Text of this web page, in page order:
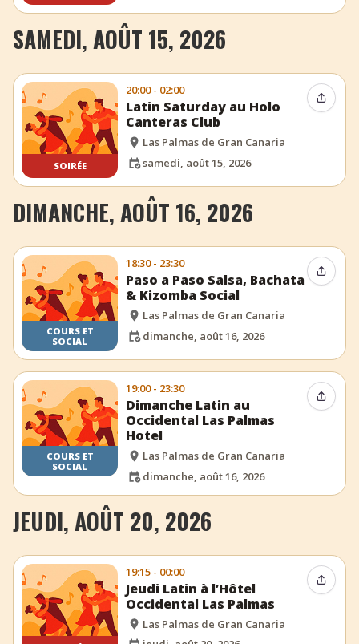
SAMEDI, AOÛT 15, 2026
SOIRÉE
20:00 - 02:00
Latin Saturday au Holo
Canteras Club
Las Palmas de Gran Canaria
samedi, août 15, 2026
DIMANCHE, AOÛT 16, 2026
COURS ET
SOCIAL
18:30 - 23:30
Paso a Paso Salsa, Bachata
& Kizomba Social
Las Palmas de Gran Canaria
dimanche, août 16, 2026
COURS ET
SOCIAL
19:00 - 23:30
Dimanche Latin au
Occidental Las Palmas
Hotel
Las Palmas de Gran Canaria
dimanche, août 16, 2026
JEUDI, AOÛT 20, 2026
19:15 - 00:00
Jeudi Latin à l’Hôtel
Occidental Las Palmas
Las Palmas de Gran Canaria